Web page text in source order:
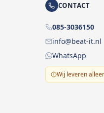
CONTACT
085-3036150
info@beat-it.nl
WhatsApp
Wij leveren